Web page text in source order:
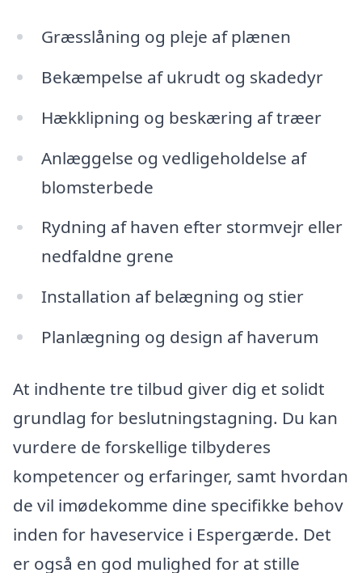
Græsslåning og pleje af plænen
Bekæmpelse af ukrudt og skadedyr
Hækklipning og beskæring af træer
Anlæggelse og vedligeholdelse af
blomsterbede
Rydning af haven efter stormvejr eller
nedfaldne grene
Installation af belægning og stier
Planlægning og design af haverum
At indhente tre tilbud giver dig et solidt
grundlag for beslutningstagning. Du kan
vurdere de forskellige tilbyderes
kompetencer og erfaringer, samt hvordan
de vil imødekomme dine specifikke behov
inden for haveservice i Espergærde. Det
er også en god mulighed for at stille